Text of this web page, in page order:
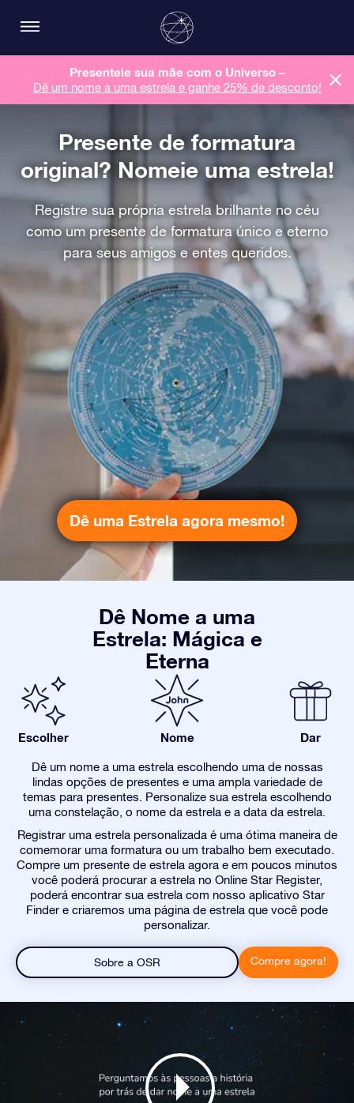
Presenteie sua mãe com o Universo –
Dê um nome a uma estrela e ganhe 25% de desconto!
Presente de formatura
original? Nomeie uma estrela!
Registre sua própria estrela brilhante no céu
como um presente de formatura único e eterno
para seus amigos e entes queridos.
Dê uma Estrela agora mesmo!
Dê Nome a uma
Estrela: Mágica e
Eterna
Escolher Nome Dar
Dê um nome a uma estrela escolhendo uma de nossas
lindas opções de presentes e uma ampla variedade de
temas para presentes. Personalize sua estrela escolhendo
uma constelação, o nome da estrela e a data da estrela.
Registrar uma estrela personalizada é uma ótima maneira de
comemorar uma formatura ou um trabalho bem executado.
Compre um presente de estrela agora e em poucos minutos
você poderá procurar a estrela no Online Star Register,
poderá encontrar sua estrela com nosso aplicativo Star
Finder e criaremos uma página de estrela que você pode
personalizar.
Sobre a OSR Compre agora!